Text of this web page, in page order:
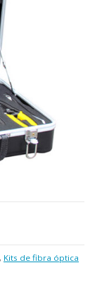
, Kits de fibra óptica